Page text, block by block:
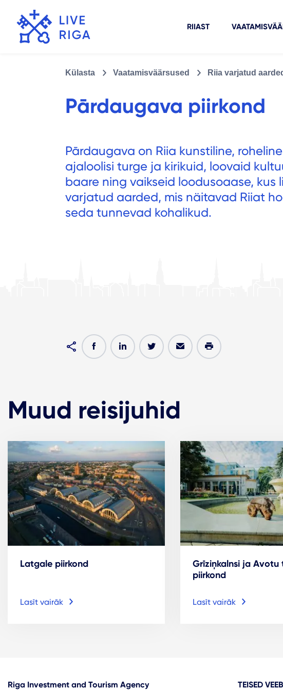
RIIAST
Külasta Vaatamisväärsused Riia varjatud
Pārdaugava piirkond
Pārdaugava on Riia kunstiline,
ajaloolisi turge ja kirikuid, loovaid
baare ning vaikseid loodusoaase,
varjatud aarded, mis näitavad Riiat
seda tunnevad kohalikud.
Muud reisijuhid
Latgale piirkond
Lasīt vairāk
Grīziņkalnsi ja
piirkond
Lasīt vairāk
Riga Investment and Tourism Agency TEISED